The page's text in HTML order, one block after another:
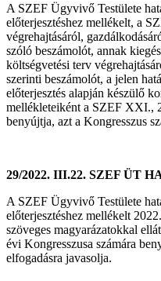
A SZEF Ügyvivő Testülete
előterjesztéshez mellékelt, a
végrehajtásáról,
szóló beszámolót, annak
költségvetési terv
szerinti beszámolót, a jelen
előterjesztés alapján készülő
mellékleteiként a SZEF XXI.,
benyújtja, azt a Kongresszus
29/2022. III.22. SZEF ÜT
A SZEF Ügyvivő Testülete
előterjesztéshez mellékelt
szöveges magyarázatokkal
évi Kongresszusa számára
elfogadásra javasolja.